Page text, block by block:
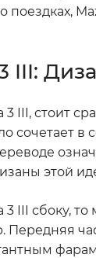
III:
III, стоит
сочетает в
этой
3 III сбоку,
Передняя